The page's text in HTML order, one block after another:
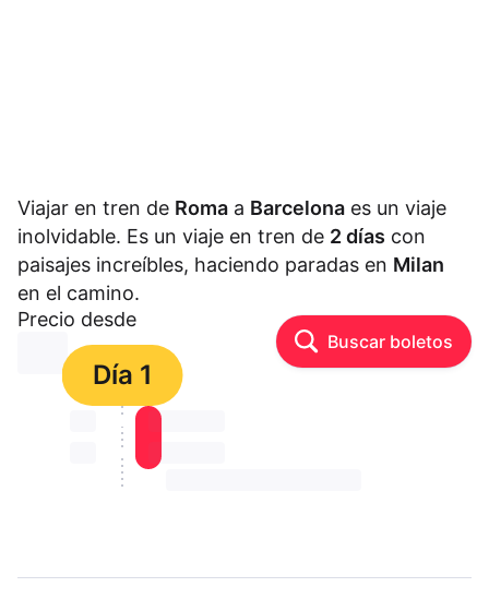
Viajar en tren de Roma a Barcelona es un viaje
inolvidable. Es un viaje en tren de 2 días con
paisajes increíbles, haciendo paradas en Milan
en el camino.
Precio desde
⏳⏳ Buscar boletos
Día 1
⏳⏳ ⏳ ⏳⏳
⏳⏳ ⏳ ⏳⏳